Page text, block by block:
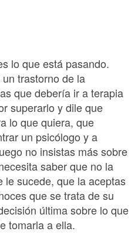
lo que está pasando.
trastorno de la
que debería ir a terapia
superarlo y dile que
lo que quiera, que
un psicólogo y a
no insistas más sobre
saber que no la
le sucede, que la aceptas
que se trata de su
última sobre lo que
tomarla a ella.